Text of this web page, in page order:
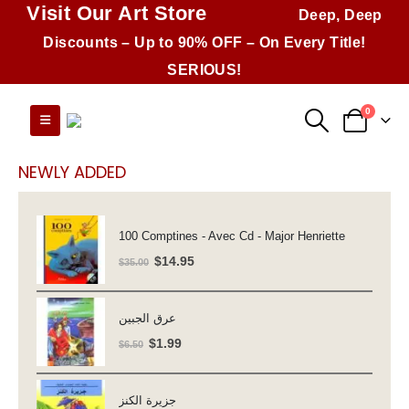
Visit Our Art Store
Deep, Deep
Discounts – Up to 90% OFF – On Every Title!
SERIOUS!
0
NEWLY ADDED
100 Comptines - Avec Cd - Major Henriette
$35.00 Original
$35.00.
$14.95Current
عرق الجبين
$6.50 Original
$6.50.
$1.99Current
جزيرة الكنز